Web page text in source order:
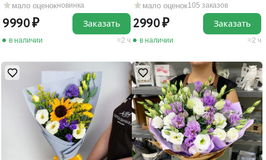
мало оценокновинка
9990
в наличии 2 ч
Заказать
мало оценок105 заказов
2990
в наличии 2 ч
Заказать